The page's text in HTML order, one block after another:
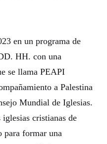
en un programa de
HH. con una
se llama PEAPI
a Palestina
Mundial de Iglesias.
iglesias cristianas de
para formar una